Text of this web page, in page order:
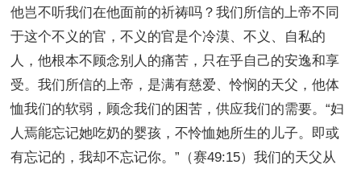
他岂不听我们在他面前的祈祷吗？我们所信的上帝不同
于这个不义的官，不义的官是个冷漠、不义、自私的
人，他根本不顾念别人的痛苦，只在乎自己的安逸和享
受。我们所信的上帝，是满有慈爱、怜悯的天父，他体
恤我们的软弱，顾念我们的困苦，供应我们的需要。“妇
人焉能忘记她吃奶的婴孩，不怜恤她所生的儿子。即或
有忘记的，我却不忘记你。”（赛49:15）我们的天父从